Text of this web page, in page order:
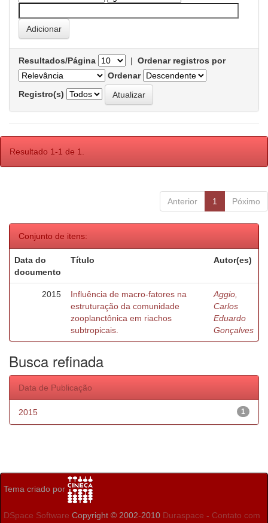
Resultados/Página | Ordenar registros por
Ordenar
Registro(s)
Resultado 1-1 de 1.
Anterior 1 Póximo
Conjunto de itens:
Data do
documento
Título Autor(es)
2015
Influência de macro-fatores na
estruturação da comunidade
zooplanctônica em riachos
subtropicais.
Aggio,
Carlos
Eduardo
Gonçalves
Busca refinada
Data de Publicação
1
2015
Tema criado por
DSpace Software Copyright © 2002-2010 Duraspace - Contato com